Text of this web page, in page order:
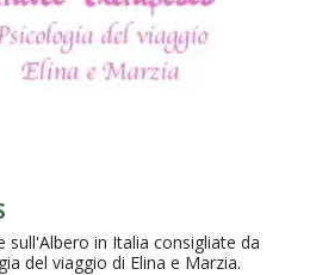
sull'Albero in Italia consigliate da
del viaggio di Elina e Marzia.